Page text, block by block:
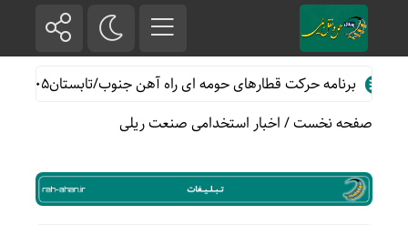
برنامه حرکت قطارهای حومه ای راه آهن جنوب/تابستان۱۴۰۵
صفحه نخست/اخبار استخدامی صنعت ریلی